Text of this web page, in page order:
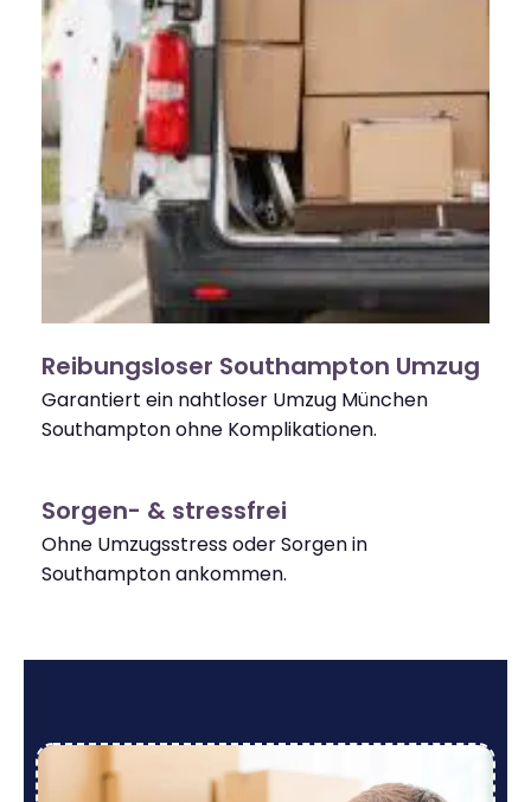
Reibungsloser Southampton Umzug
Garantiert ein nahtloser Umzug München
Southampton ohne Komplikationen.
Sorgen- & stressfrei
Ohne Umzugsstress oder Sorgen in
Southampton ankommen.